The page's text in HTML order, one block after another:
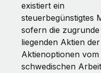
existiert ein
steuerbegünstigtes
sofern die zugrunde
liegenden Aktien der
Aktienoptionen vom
schwedischen